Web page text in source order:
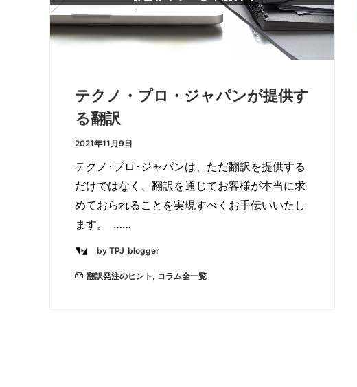
テクノ・プロ・ジャパンが提供す
る翻訳
2021年11月9日
テクノ･プロ･ジャパンは、ただ翻訳を提供する
だけではなく、翻訳を通じてお客様が本当に求
めておられることを実現すべくお手伝いいたし
ます。 ……
by TPJ_blogger
翻訳発注のヒント , コラム全一覧